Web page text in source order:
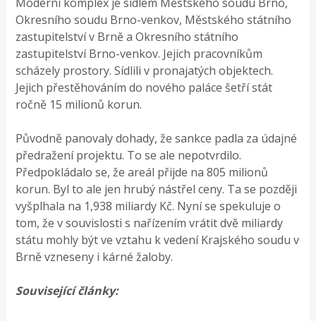
Okresního soudu Brno-venkov, Městského státního
zastupitelství v Brně a Okresního státního
zastupitelství Brno-venkov. Jejich pracovníkům
scházely prostory. Sídlili v pronajatých objektech.
Jejich přestěhováním do nového paláce šetří stát
ročně 15 milionů korun.
Původně panovaly dohady, že sankce padla za údajné
předražení projektu. To se ale nepotvrdilo.
Předpokládalo se, že areál přijde na 805 milionů
korun. Byl to ale jen hrubý nástřel ceny. Ta se později
vyšplhala na 1,938 miliardy Kč. Nyní se spekuluje o
tom, že v souvislosti s nařízením vrátit dvě miliardy
státu mohly být ve vztahu k vedení Krajského soudu v
Brně vzneseny i kárné žaloby.
Související články: